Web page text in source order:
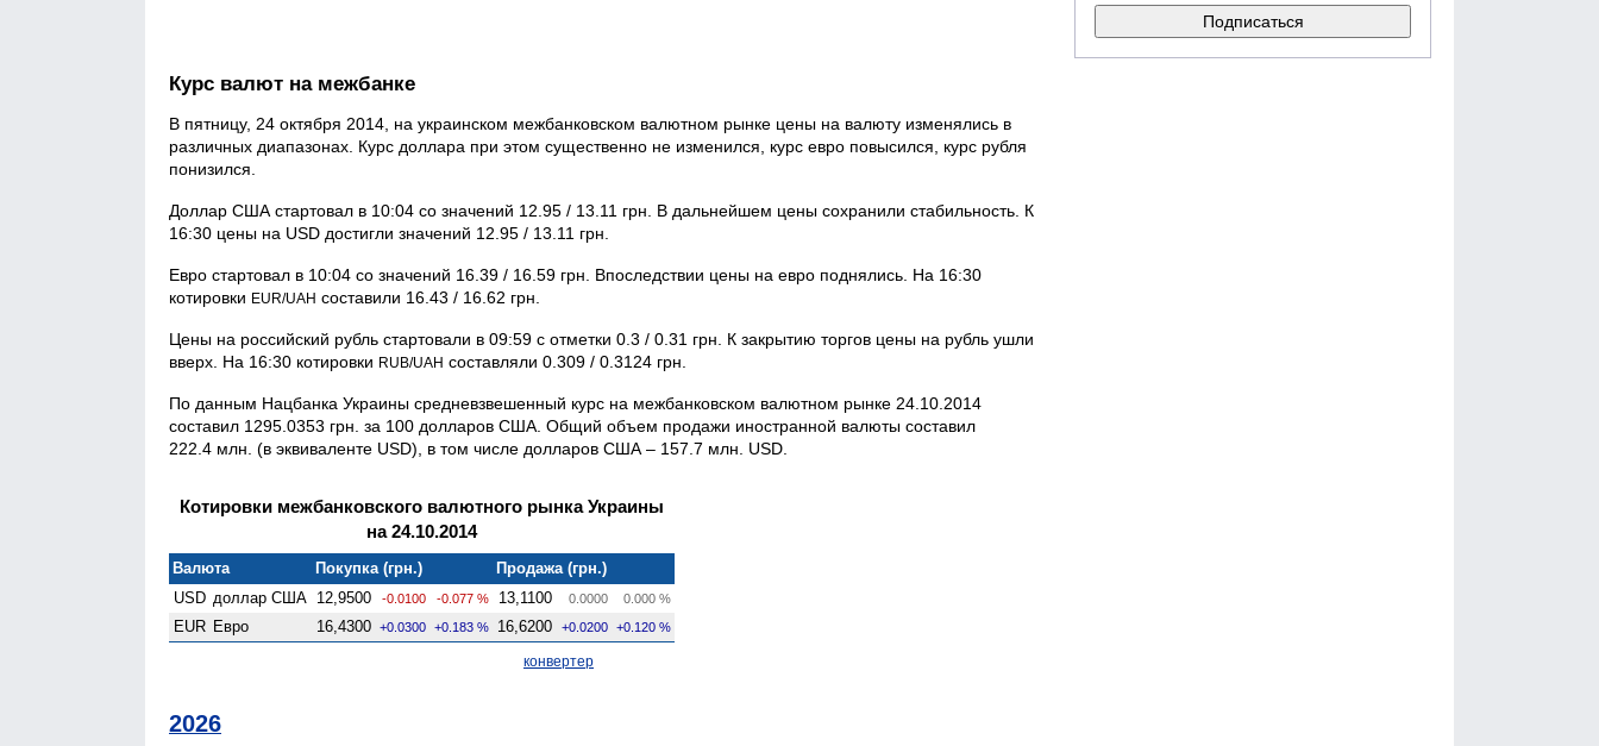
Курс валют на межбанке
В пятницу, 24 октября 2014, на украинском межбанковском валютном рынке цены на валюту изменялись в
различных диапазонах. Курс доллара при этом существенно не изменился, курс евро повысился, курс рубля
понизился.
Доллар США стартовал в 10:04 со значений 12.95 / 13.11 грн. В дальнейшем цены сохранили стабильность. К
16:30 цены на USD достигли значений 12.95 / 13.11 грн.
Евро стартовал в 10:04 со значений 16.39 / 16.59 грн. Впоследствии цены на евро поднялись. На 16:30
котировки EUR/UAH составили 16.43 / 16.62 грн.
Цены на российский рубль стартовали в 09:59 с отметки 0.3 / 0.31 грн. К закрытию торгов цены на рубль ушли
вверх. На 16:30 котировки RUB/UAH составляли 0.309 / 0.3124 грн.
По данным Нацбанка Украины средневзвешенный курс на межбанковском валютном рынке 24.10.2014
составил 1295.0353 грн. за 100 долларов США. Общий объем продажи иностранной валюты составил
222.4 млн. (в эквиваленте USD), в том числе долларов США – 157.7 млн. USD.
Котировки межбанковского валютного рынка Украины
на 24.10.2014
Валюта Покупка (грн.)
Продажа (грн.)
USD доллар США 12,9500 -0.0100 -0.077 % 13,1100 0.0000 0.000 %
EUR Евро 16,4300 +0.0300 +0.183 % 16,6200 +0.0200 +0.120 %
конвертер
2026